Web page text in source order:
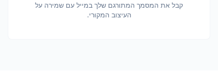
קבל את המסמך המתורגם שלך במייל עם שמירה על
העיצוב המקורי.